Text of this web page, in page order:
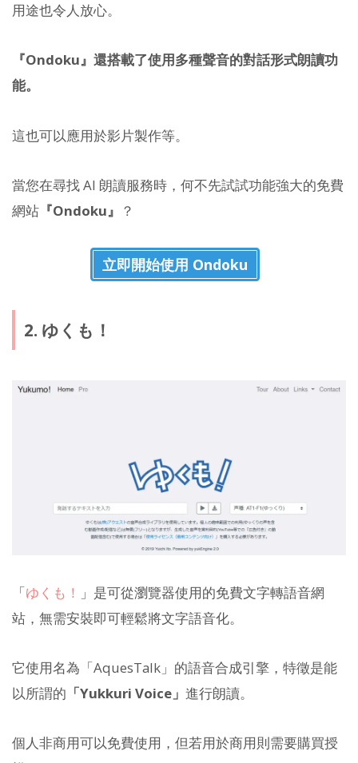
用途也令人放心。
『Ondoku』還搭載了使用多種聲音的對話形式朗讀功
能。
這也可以應用於影片製作等。
當您在尋找 AI 朗讀服務時，何不先試試功能強大的免費
網站 『Ondoku』 ？
立即開始使用 Ondoku
2. ゆくも！
「ゆくも！ 」是可從瀏覽器使用的免費文字轉語音網
站，無需安裝即可輕鬆將文字語音化。
它使用名為「AquesTalk」的語音合成引擎，特徵是能
以所謂的 「Yukkuri Voice」 進行朗讀。
個人非商用可以免費使用，但若用於商用則需要購買授